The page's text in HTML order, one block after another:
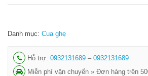
Danh mục: Cua ghẹ
Hỗ trợ: 0932131689 – 0932131689
Miễn phí vận chuyển » Đơn hàng trên